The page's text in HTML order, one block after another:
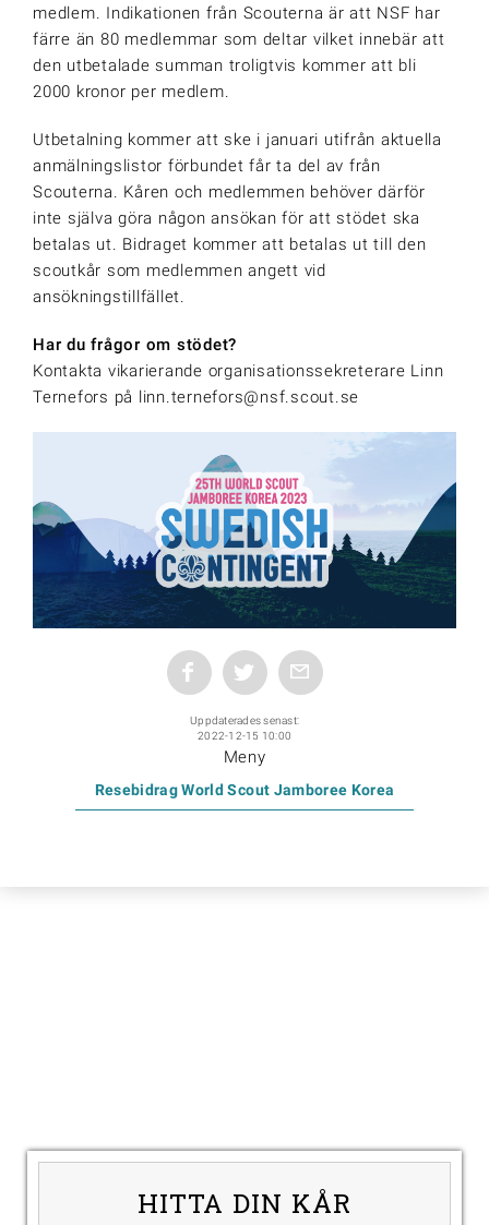
medlem. Indikationen från Scouterna är att NSF har
färre än 80 medlemmar som deltar vilket innebär att
den utbetalade summan troligtvis kommer att bli
2000 kronor per medlem.
Utbetalning kommer att ske i januari utifrån aktuella
anmälningslistor förbundet får ta del av från
Scouterna. Kåren och medlemmen behöver därför
inte själva göra någon ansökan för att stödet ska
betalas ut. Bidraget kommer att betalas ut till den
scoutkår som medlemmen angett vid
ansökningstillfället.
Har du frågor om stödet?
Kontakta vikarierande organisationssekreterare Linn
Ternefors på linn.ternefors@nsf.scout.se
Uppdaterades senast:
2022-12-15 10:00
Meny
Resebidrag World Scout Jamboree Korea
HITTA DIN KÅR